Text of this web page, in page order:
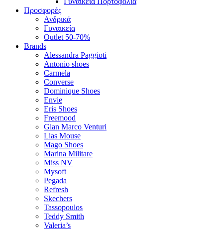
Προσφορές
Ανδρικά
Γυναικεία
Outlet 50-70%
Brands
Alessandra Paggioti
Antonio shoes
Carmela
Converse
Dominique Shoes
Envie
Eris Shoes
Freemood
Gian Marco Venturi
Lias Mouse
Mago Shoes
Marina Militare
Miss NV
Mysoft
Pegada
Refresh
Skechers
Tassopoulos
Teddy Smith
Valeria’s